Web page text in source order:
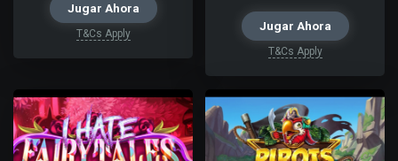
Jugar Ahora
T&Cs Apply
Jugar Ahora
T&Cs Apply